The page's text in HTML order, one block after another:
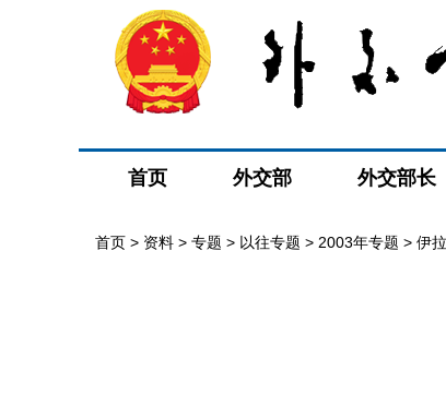
首页 外交部 外交部长
首页 > 资料 > 专题 > 以往专题 > 2003年专题 > 伊